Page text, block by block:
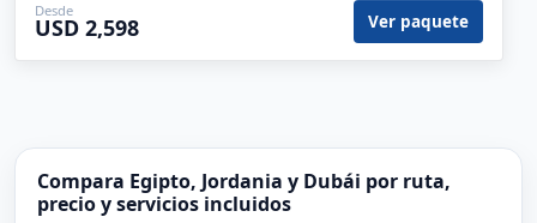
Desde
USD 2,598 Ver paquete
Compara Egipto, Jordania y Dubái por ruta,
precio y servicios incluidos